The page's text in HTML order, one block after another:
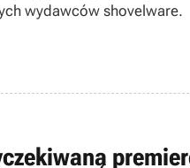
wydawców shovelware.